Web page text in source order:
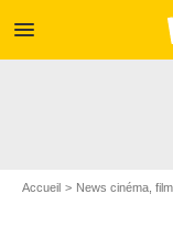
menu
Accueil News cinéma,